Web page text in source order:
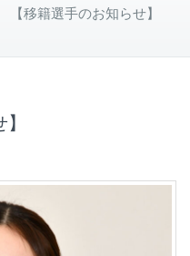
【移籍選手のお知らせ】